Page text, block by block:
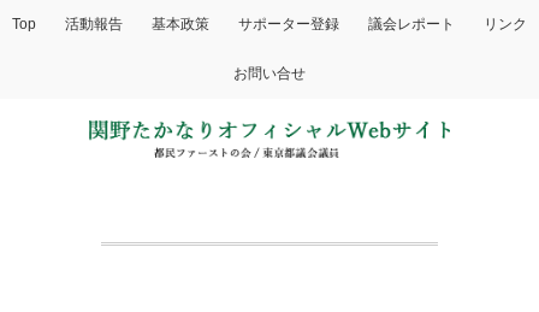
Top 活動報告 基本政策 サポーター登録 議会レポート リンク
お問い合せ